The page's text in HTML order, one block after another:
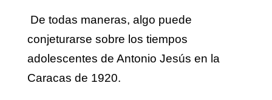
De todas maneras, algo puede
conjeturarse sobre los tiempos
adolescentes de Antonio Jesús en la
Caracas de 1920.